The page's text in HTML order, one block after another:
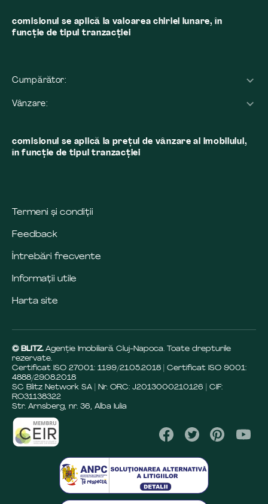
comisionul se aplică la valoarea chiriei lunare, în
funcție de tipul tranzacției
Cumpărător:
Vânzare:
comisionul se aplică la preţul de vânzare al imobilului,
în funcţie de tipul tranzacţiei
Termeni și condiții
Feedback
Întrebări frecvente
Informații utile
Harta site
© BLITZ. Agenție Imobiliară Cluj-Napoca. Toate drepturile
rezervate.
Certificat ISO 27001: 1199/21.05.2018 | Certificat ISO 9001:
4888/29.08.2018
SC Blitz Network SA | Nr. ORC: J2013000210126 | CIF:
RO31138322
Str. Arnsberg, nr. 36, Alba Iulia